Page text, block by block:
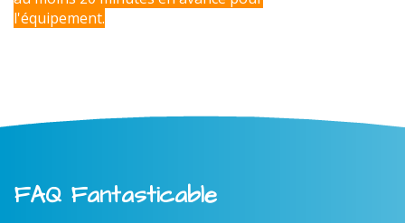
l'équipement.
FAQ Fantasticable